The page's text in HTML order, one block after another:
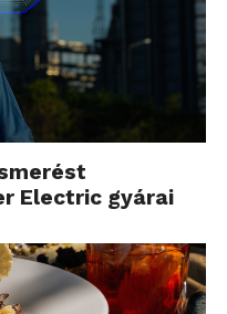
Electric gyárai